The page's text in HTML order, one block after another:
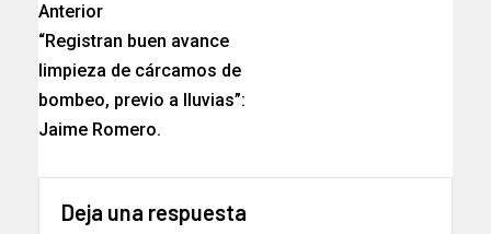
Anterior
“Registran buen avance
limpieza de cárcamos de
bombeo, previo a lluvias”:
Jaime Romero.
Deja una respuesta